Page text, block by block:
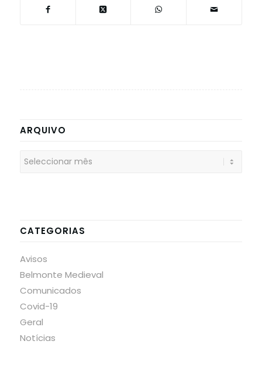
ARQUIVO
CATEGORIAS
Avisos
Belmonte Medieval
Comunicados
Covid-19
Geral
Notícias